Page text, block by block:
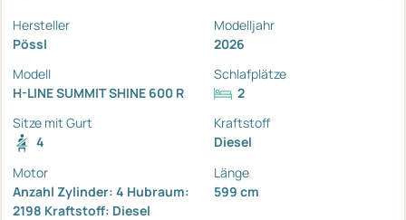
Hersteller
Pössl
Modelljahr
2026
Modell
H-LINE SUMMIT SHINE 600 R
Schlafplätze
2
Sitze mit Gurt
4
Kraftstoff
Diesel
Motor
Anzahl Zylinder: 4 Hubraum:
2198 Kraftstoff: Diesel
Länge
599 cm